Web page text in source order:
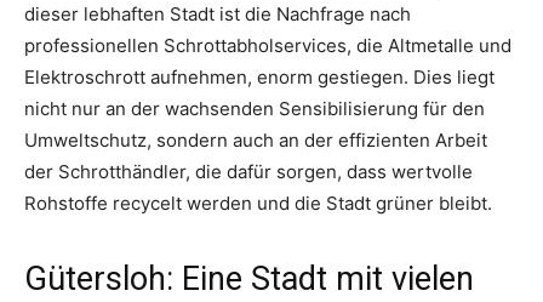
dieser lebhaften Stadt ist die Nachfrage nach
professionellen Schrottabholservices, die Altmetalle und
Elektroschrott aufnehmen, enorm gestiegen. Dies liegt
nicht nur an der wachsenden Sensibilisierung für den
Umweltschutz, sondern auch an der effizienten Arbeit
der Schrotthändler, die dafür sorgen, dass wertvolle
Rohstoffe recycelt werden und die Stadt grüner bleibt.
Gütersloh: Eine Stadt mit vielen